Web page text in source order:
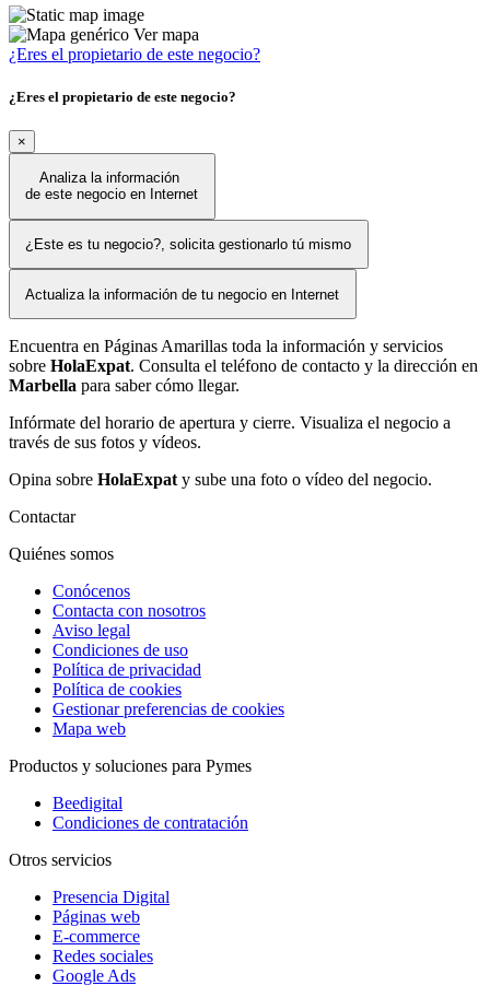
Ver mapa
¿Eres el propietario de este negocio?
¿Eres el propietario de este negocio?
×
Analiza la información
de este negocio en Internet
¿Este es tu negocio?, solicita gestionarlo tú mismo
Actualiza la información de tu negocio en Internet
Encuentra en Páginas Amarillas toda la información y servicios
sobre HolaExpat. Consulta el teléfono de contacto y la dirección en
Marbella para saber cómo llegar.
Infórmate del horario de apertura y cierre. Visualiza el negocio a
través de sus fotos y vídeos.
Opina sobre HolaExpat y sube una foto o vídeo del negocio.
Contactar
Quiénes somos
Conócenos
Contacta con nosotros
Aviso legal
Condiciones de uso
Política de privacidad
Política de cookies
Gestionar preferencias de cookies
Mapa web
Productos y soluciones para Pymes
Beedigital
Condiciones de contratación
Otros servicios
Presencia Digital
Páginas web
E-commerce
Redes sociales
Google Ads